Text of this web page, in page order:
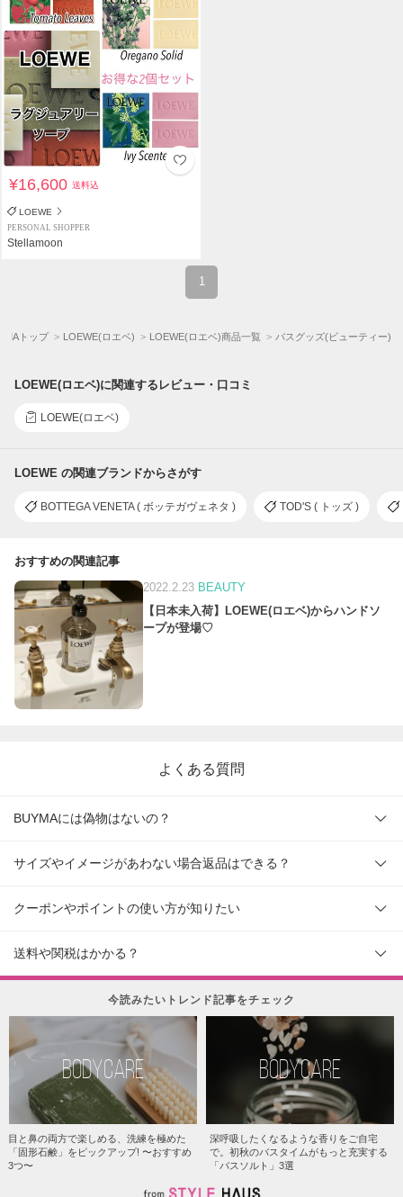
¥16,600送料込
LOEWE
PERSONAL SHOPPER
Stellamoon
1
トップ LOEWE(ロエベ) LOEWE(ロエベ)商品一覧 バスグッズ(ビューティー)
LOEWE(ロエベ)に関連するレビュー・口コミ
LOEWE(ロエベ)
LOEWE の関連ブランドからさがす
BOTTEGA VENETA ( ボッテガヴェネタ ) TOD'S ( トッズ )
おすすめの関連記事
2022.2.23 BEAUTY
【日本未入荷】LOEWE(ロエベ)からハンドソ
ープが登場♡
よくある質問
BUYMAには偽物はないの？
サイズやイメージがあわない場合返品はできる？
クーポンやポイントの使い方が知りたい
送料や関税はかかる？
今読みたいトレンド記事をチェック
BODYCARE
目と鼻の両方で楽しめる、洗練を極めた
「固形石鹸」をピックアップ! 〜おすすめ
3つ〜
BODYCARE
深呼吸したくなるような香りをご自宅
で。初秋のバスタイムがもっと充実する
「バスソルト」3選